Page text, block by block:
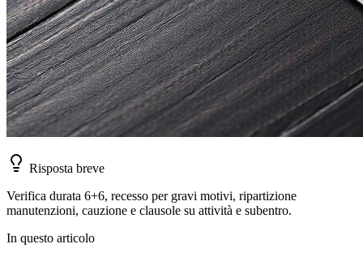
Risposta breve
Verifica durata 6+6, recesso per gravi motivi, ripartizione
manutenzioni, cauzione e clausole su attività e subentro.
In questo articolo